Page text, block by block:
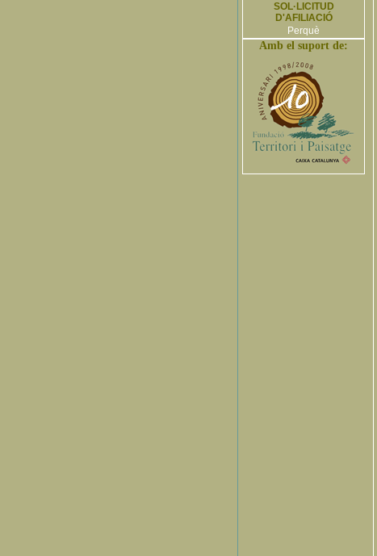
SOL·LICITUD
D'AFILIACIÓ
Perquè
Amb el suport de: